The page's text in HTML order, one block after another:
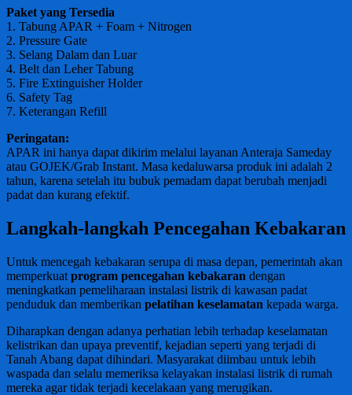
Paket yang Tersedia
1. Tabung APAR + Foam + Nitrogen
2. Pressure Gate
3. Selang Dalam dan Luar
4. Belt dan Leher Tabung
5. Fire Extinguisher Holder
6. Safety Tag
7. Keterangan Refill
Peringatan:
APAR ini hanya dapat dikirim melalui layanan Anteraja Sameday
atau GOJEK/Grab Instant. Masa kedaluwarsa produk ini adalah 2
tahun, karena setelah itu bubuk pemadam dapat berubah menjadi
padat dan kurang efektif.
Langkah-langkah Pencegahan Kebakaran
Untuk mencegah kebakaran serupa di masa depan, pemerintah akan
memperkuat program pencegahan kebakaran dengan
meningkatkan pemeliharaan instalasi listrik di kawasan padat
penduduk dan memberikan pelatihan keselamatan kepada warga.
Diharapkan dengan adanya perhatian lebih terhadap keselamatan
kelistrikan dan upaya preventif, kejadian seperti yang terjadi di
Tanah Abang dapat dihindari. Masyarakat diimbau untuk lebih
waspada dan selalu memeriksa kelayakan instalasi listrik di rumah
mereka agar tidak terjadi kecelakaan yang merugikan.